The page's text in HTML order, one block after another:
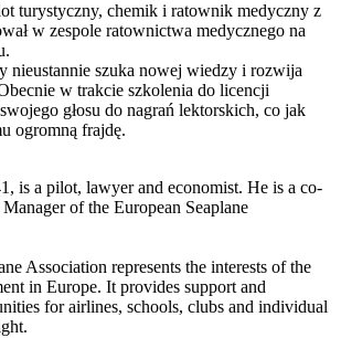
turystyczny, chemik i ratownik medyczny z
w zespole ratownictwa medycznego na
nieustannie szuka nowej wiedzy i rozwija
w trakcie szkolenia do licencji
głosu do nagrań lektorskich, co jak
ogromną frajdę.
is a pilot, lawyer and economist. He is a co-
of the European Seaplane
Association represents the interests of the
in Europe. It provides support and
for airlines, schools, clubs and individual